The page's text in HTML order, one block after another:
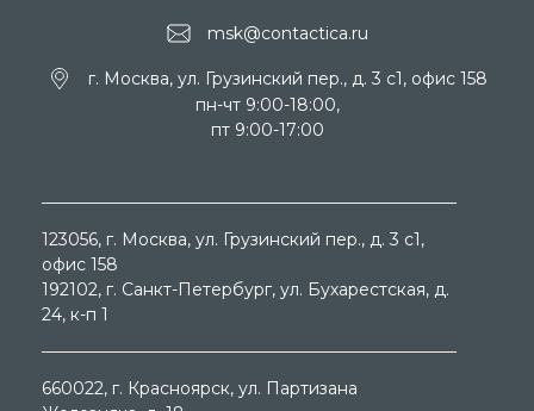
msk@contactica.ru
г. Москва, ул. Грузинский пер., д. 3 c1, офис 158
пн-чт 9:00-18:00,
пт 9:00-17:00
123056, г. Москва, ул. Грузинский пер., д. 3 c1,
офис 158
192102, г. Санкт-Петербург, ул. Бухарестская, д.
24, к-п 1
660022, г. Красноярск, ул. Партизана